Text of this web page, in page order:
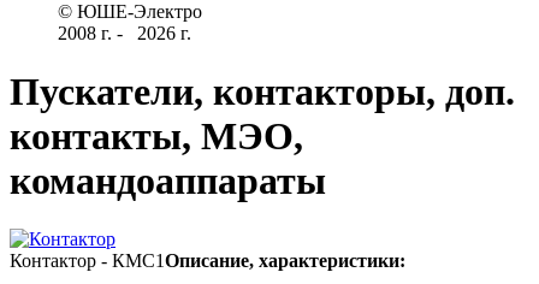
© ЮШЕ-Эл­ектро ­
2008 г­. - ­ ­­­­­
2026 г.
Пускатели, контакторы, доп.
контакты, МЭО,
командоаппараты
Контактор - КМС1Описание, характеристики: